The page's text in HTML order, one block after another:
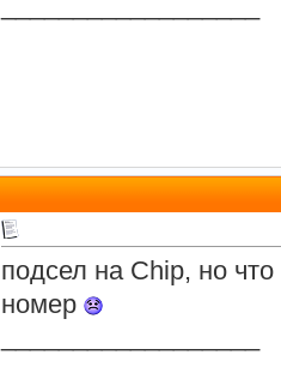
подсел на Chip, но
номер